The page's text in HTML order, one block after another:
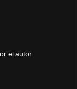
el autor.